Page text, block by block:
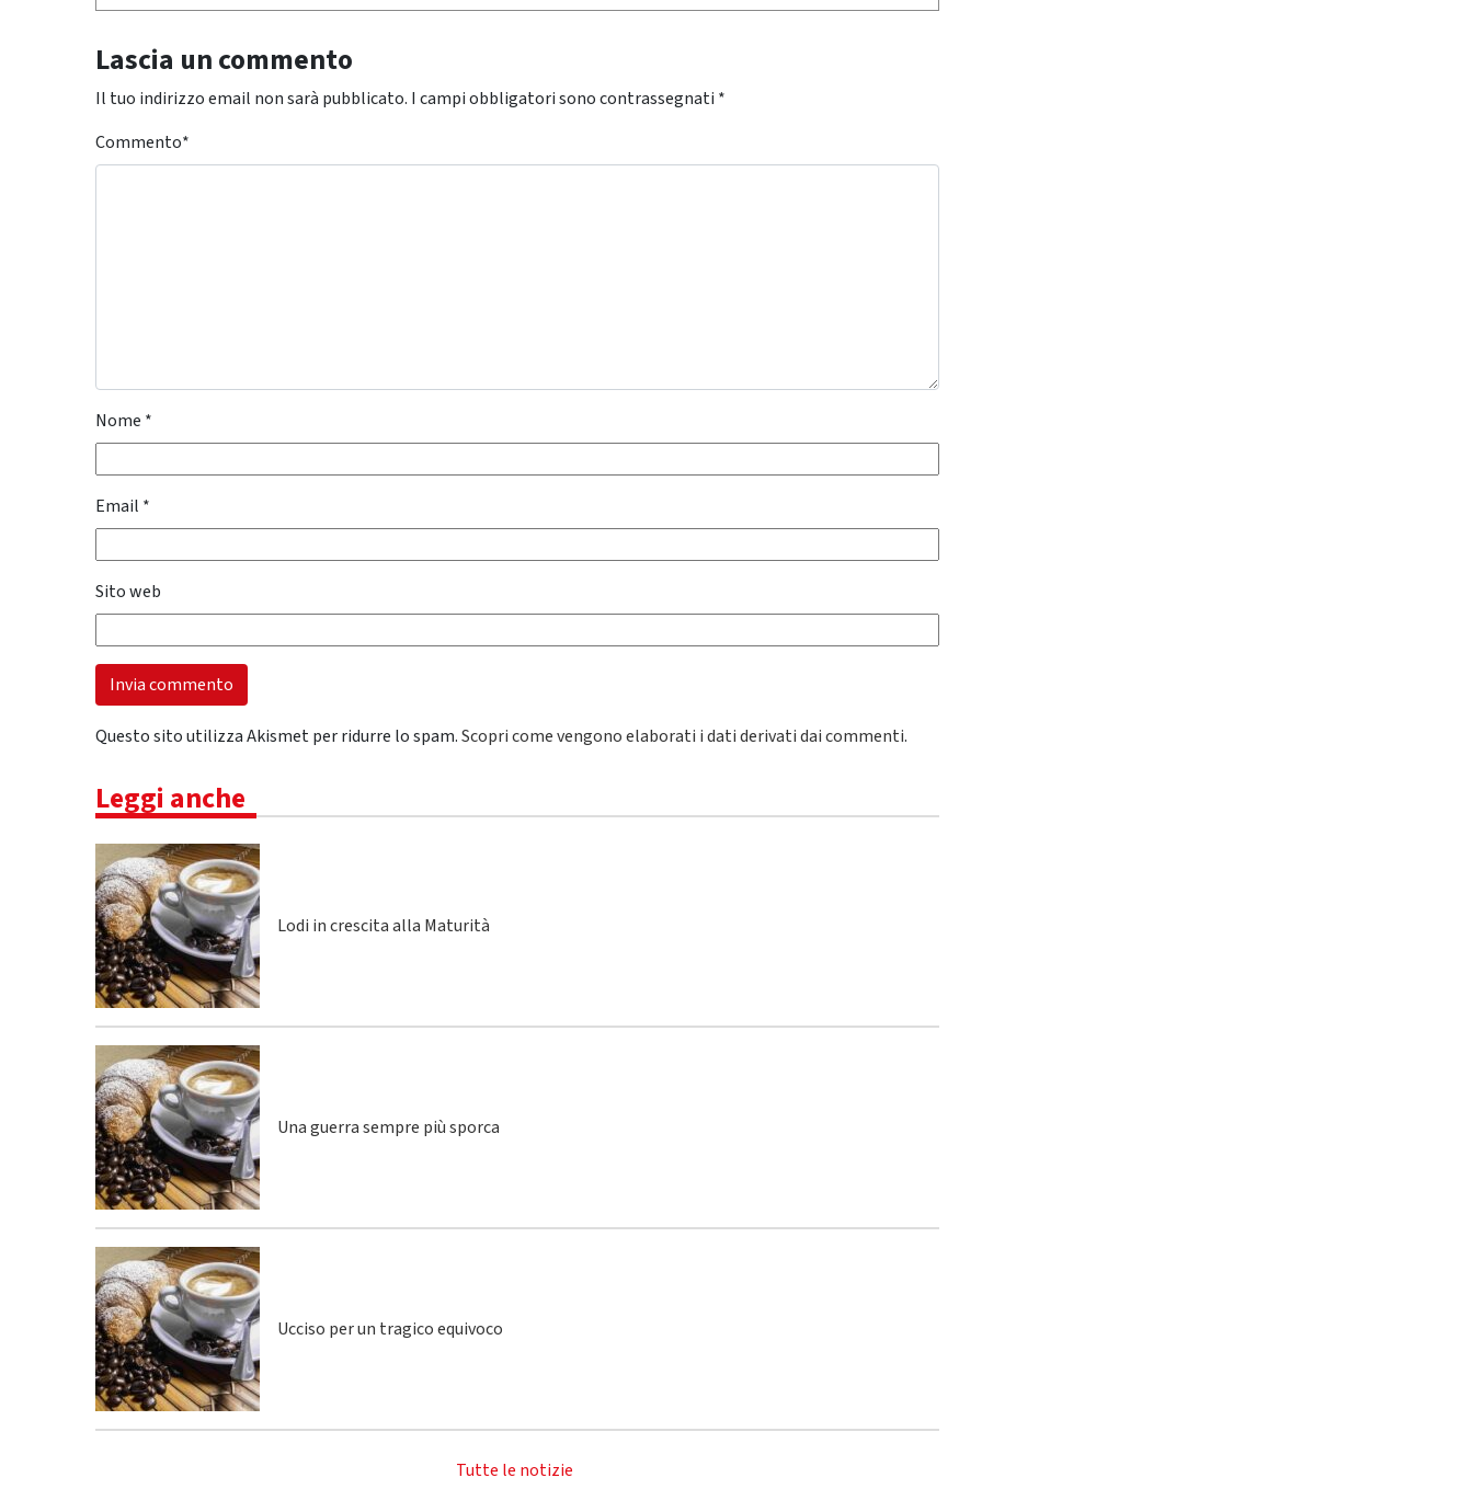
Lascia un commento
Il tuo indirizzo email non sarà pubblicato. I campi obbligatori sono contrassegnati *
Commento*
Nome *
Email *
Sito web
Questo sito utilizza Akismet per ridurre lo spam.Scopri come vengono elaborati i dati derivati dai commenti.
Leggi anche
Lodi in crescita alla Maturità
Una guerra sempre più sporca
Ucciso per un tragico equivoco
Tutte le notizie